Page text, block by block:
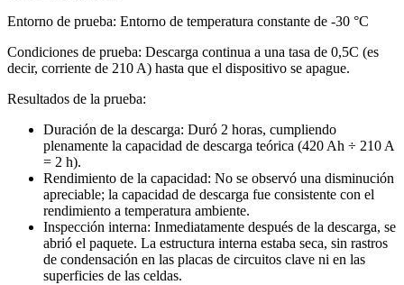
Entorno de prueba: Entorno de temperatura constante de -30 °C
Condiciones de prueba: Descarga continua a una tasa de 0,5C (es
decir, corriente de 210 A) hasta que el dispositivo se apague.
Resultados de la prueba:
Duración de la descarga: Duró 2 horas, cumpliendo
plenamente la capacidad de descarga teórica (420 Ah ÷ 210 A
= 2 h).
Rendimiento de la capacidad: No se observó una disminución
apreciable; la capacidad de descarga fue consistente con el
rendimiento a temperatura ambiente.
Inspección interna: Inmediatamente después de la descarga, se
abrió el paquete. La estructura interna estaba seca, sin rastros
de condensación en las placas de circuitos clave ni en las
superficies de las celdas.